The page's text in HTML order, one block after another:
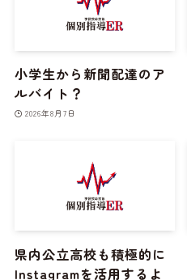
小学生から新聞配達のア
ルバイト？
2026年8月7日
県内公立高校も積極的に
Instagramを活用するよ